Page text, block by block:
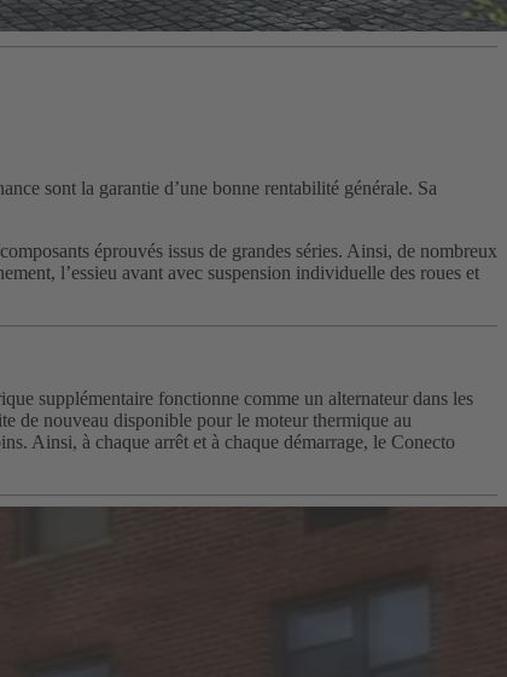
sont la garantie d’une bonne rentabilité générale. Sa
éprouvés issus de grandes séries. Ainsi, de nombreux
l’essieu avant avec suspension individuelle des roues et
supplémentaire fonctionne comme un alternateur dans les
de nouveau disponible pour le moteur thermique au
Ainsi, à chaque arrêt et à chaque démarrage, le Conecto